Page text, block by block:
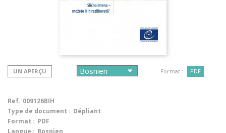
UN APERÇU Format : PDF
Ref. 009126BIH
Type de document : Dépliant
Format : PDF
Langue : Bosnien